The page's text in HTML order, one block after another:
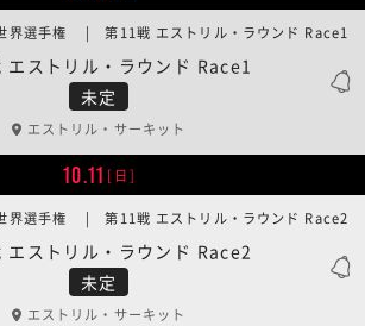
未定
エストリル・ラウンド Race1
界選手権 | 第11戦 エストリル・ラウンド Race1
エストリル・サーキット
10.11 [日]
未定
エストリル・ラウンド Race2
界選手権 | 第11戦 エストリル・ラウンド Race2
エストリル・サーキット